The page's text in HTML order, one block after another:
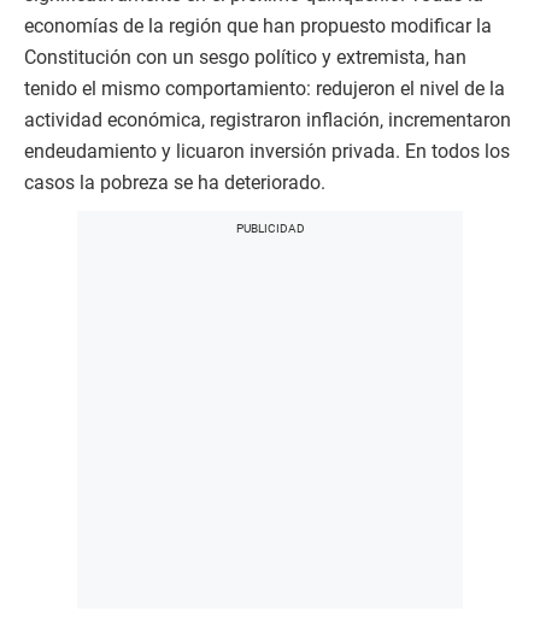
economías de la región que han propuesto modificar la
Constitución con un sesgo político y extremista, han
tenido el mismo comportamiento: redujeron el nivel de la
actividad económica, registraron inflación, incrementaron
endeudamiento y licuaron inversión privada. En todos los
casos la pobreza se ha deteriorado.